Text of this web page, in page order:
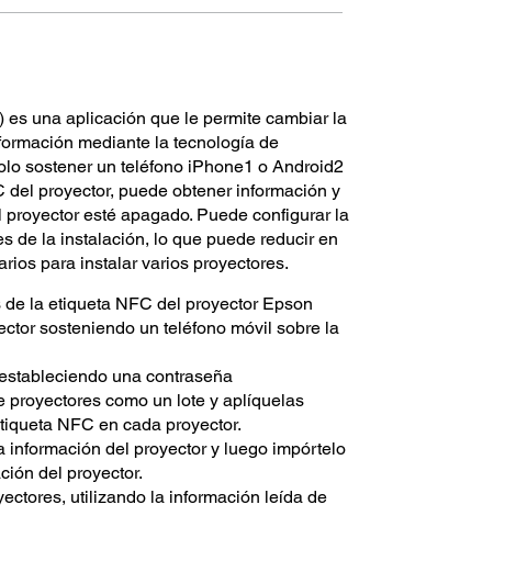
una aplicación que le permite cambiar la
mediante la tecnología de
sostener un teléfono iPhone1 o Android2
proyector, puede obtener información y
esté apagado. Puede configurar la
de la instalación, lo que puede reducir en
para instalar varios proyectores.
la etiqueta NFC del proyector Epson
sosteniendo un teléfono móvil sobre la
una contraseña
como un lote y aplíquelas
NFC en cada proyector.
del proyector y luego impórtelo
del proyector.
utilizando la información leída de